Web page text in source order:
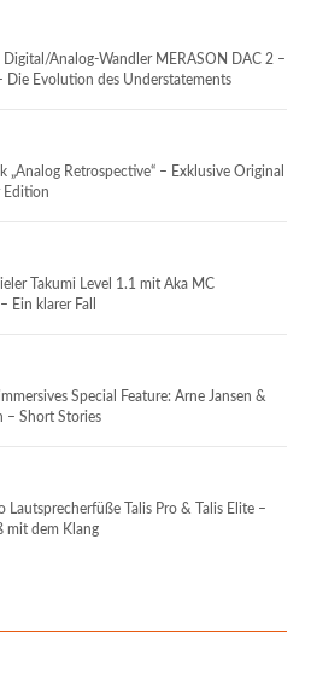
Digital/Analog-Wandler MERASON DAC 2 –
Die Evolution des Understatements
„Analog Retrospective“ – Exklusive Original
Edition
Takumi Level 1.1 mit Aka MC
Ein klarer Fall
Special Feature: Arne Jansen &
– Short Stories
Lautsprecherfüße Talis Pro & Talis Elite –
mit dem Klang